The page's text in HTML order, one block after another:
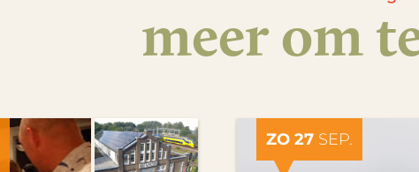
meer om
ZO 27SEP.